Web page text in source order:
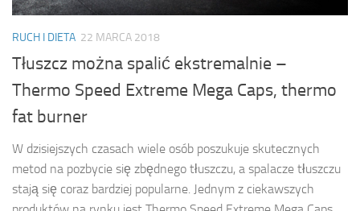
RUCH I DIETA 22 MARCA 2018
Tłuszcz można spalić ekstremalnie –
Thermo Speed Extreme Mega Caps, thermo
fat burner
W dzisiejszych czasach wiele osób poszukuje skutecznych
metod na pozbycie się zbędnego tłuszczu, a spalacze tłuszczu
stają się coraz bardziej popularne. Jednym z ciekawszych